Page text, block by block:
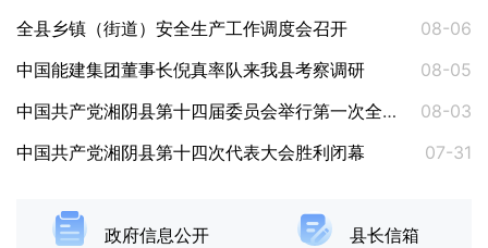
全县乡镇（街道）安全生产工作调度会召开
08-06
中国能建集团董事长倪真率队来我县考察调研
08-05
中国共产党湘阴县第十四届委员会举行第一次全体会议 张永久当选县委书记
08-03
中国共产党湘阴县第十四次代表大会胜利闭幕
07-31
政府信息公开 县长信箱